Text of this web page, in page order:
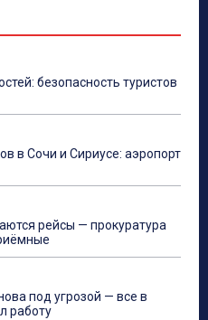
безопасность туристов
в Сочи и Сириусе: аэропорт
рейсы — прокуратура
под угрозой — все в
работу